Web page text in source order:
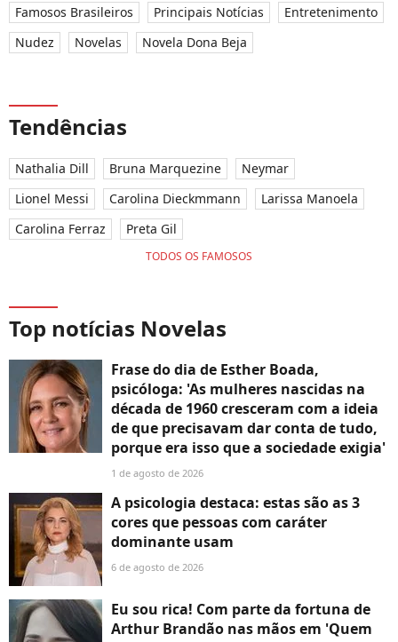
Famosos Brasileiros Principais Notícias
Entretenimento
Nudez
Novelas Novela Dona Beja
Tendências
Nathalia Dill Bruna Marquezine
Neymar
Lionel Messi
Carolina Dieckmmann
Larissa Manoela
Carolina Ferraz
Preta Gil
TODOS OS FAMOSOS
Top notícias Novelas
Frase do dia de Esther Boada,
psicóloga: 'As mulheres nascidas na
década de 1960 cresceram com a ideia
de que precisavam dar conta de tudo,
porque era isso que a sociedade exigia'
1 de agosto de 2026
A psicologia destaca: estas são as 3
cores que pessoas com caráter
dominante usam
6 de agosto de 2026
Eu sou rica! Com parte da fortuna de
Arthur Brandão nas mãos em 'Quem